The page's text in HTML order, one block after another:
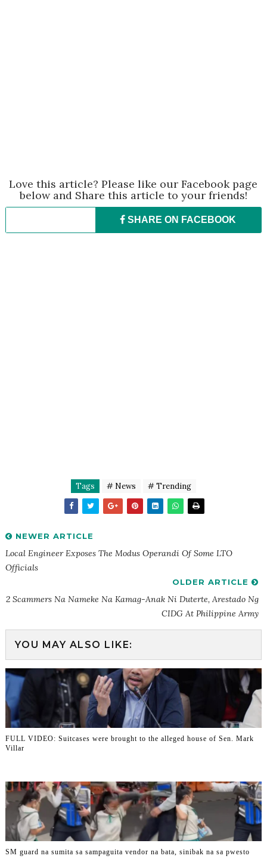
Love this article? Please like our Facebook page
below and Share this article to your friends!
SHARE ON FACEBOOK
Tags # News # Trending
NEWER ARTICLE
Local Engineer Exposes The Modus Operandi Of Some LTO
Officials
OLDER ARTICLE
2 Scammers Na Nameke Na Kamag-Anak Ni Duterte, Arestado Ng
CIDG At Philippine Army
YOU MAY ALSO LIKE:
FULL VIDEO: Suitcases were brought to the alleged house of Sen. Mark
Villar
SM guard na sumita sa sampaguita vendor na bata, sinibak na sa pwesto